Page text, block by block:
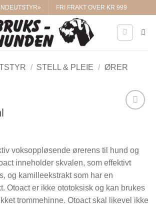
FRI FRAKT OVER KR 999
/ STELL & PLEIE / ØRER
voksoppløsende ørerens til hund og
inneholder skvalen, som effektivt
og kamilleekstrakt som har en
Otoact er ikke ototoksisk og kan brukes
trommehinne. Otoact skal likevel ikke